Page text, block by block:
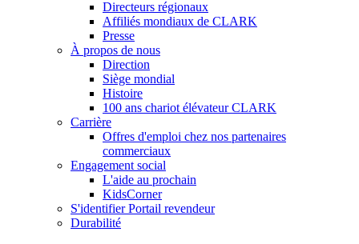
Directeurs régionaux
Affiliés mondiaux de CLARK
Presse
À propos de nous
Direction
Siège mondial
Histoire
100 ans chariot élévateur CLARK
Carrière
Offres d'emploi chez nos partenaires
commerciaux
Engagement social
L'aide au prochain
KidsCorner
S'identifier Portail revendeur
Durabilité